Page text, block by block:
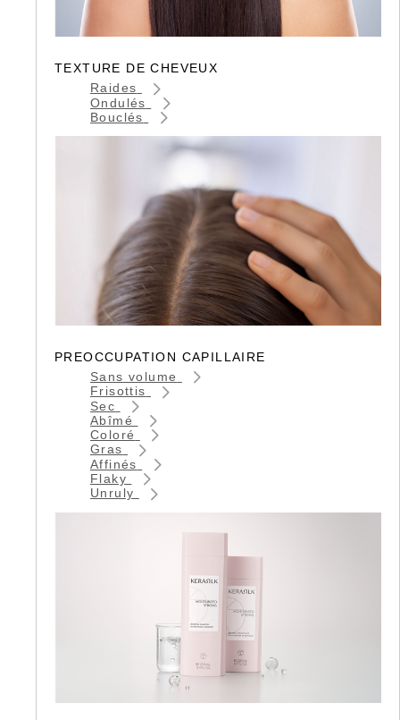
TEXTURE DE CHEVEUX
Raides
Ondulés
Bouclés
PREOCCUPATION CAPILLAIRE
Sans volume
Frisottis
Sec
Abîmé
Coloré
Gras
Affinés
Flaky
Unruly